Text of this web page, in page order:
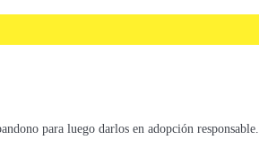
para luego darlos en adopción responsable.